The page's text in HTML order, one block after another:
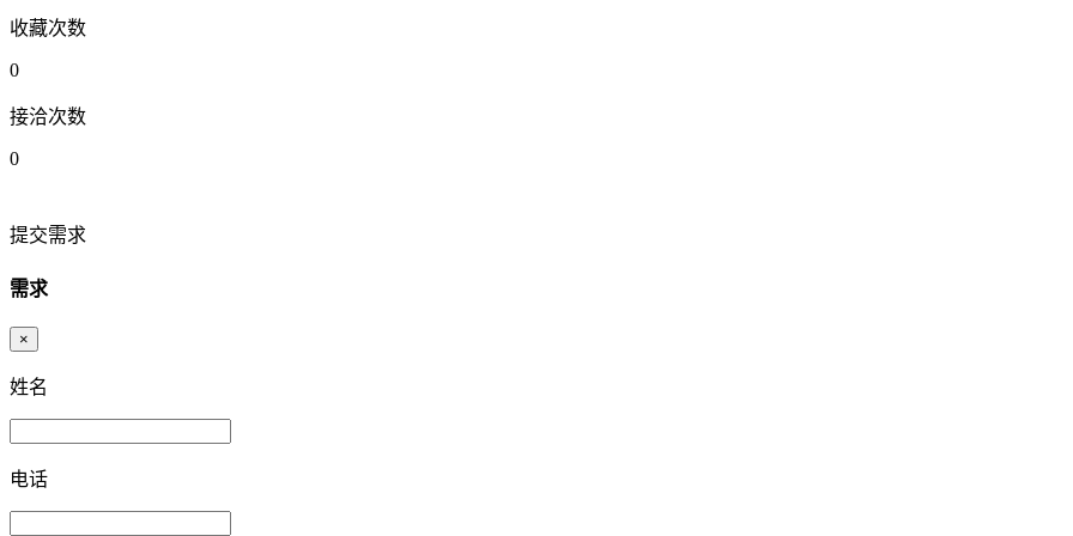
收藏次数
0
接洽次数
0
提交需求
需求
×
姓名
电话